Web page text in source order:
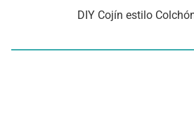
DIY Cojín estilo